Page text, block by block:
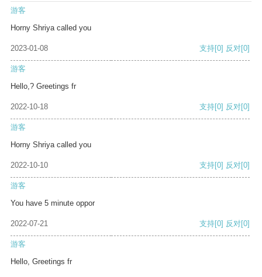
游客
Horny Shriya called you
2023-01-08 支持[0] 反对[0]
游客
Hello,? Greetings fr
2022-10-18 支持[0] 反对[0]
游客
Horny Shriya called you
2022-10-10 支持[0] 反对[0]
游客
You have 5 minute oppor
2022-07-21 支持[0] 反对[0]
游客
Hello, Greetings fr